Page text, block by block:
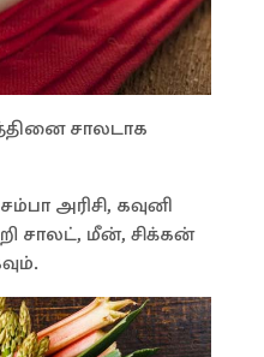
சாலடாக
அரிசி, கவுனி
சாலட், மீன், சிக்கன்